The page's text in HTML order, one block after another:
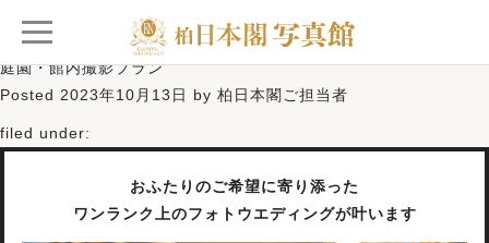
◆期間限定◆合計40万相当⇒176,000円！【和装白無垢】神殿・
庭園・館内撮影プラン
Posted 2023年10月13日 by 柏日本閣ご担当者
filed under:
おふたりのご希望に寄り添った
ワンランク上のフォトウエディングが叶います